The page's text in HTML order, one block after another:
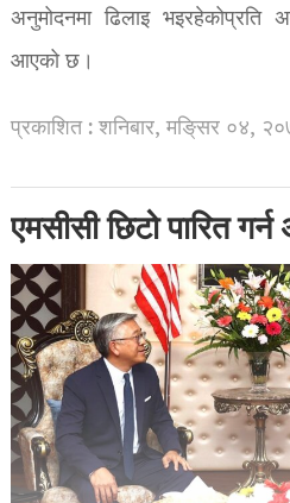
अनुमोदनमा ढिलाइ भइरहेकोप्रति
आएको छ।
प्रकाशित : शनिबार, मङि्सर ०४,
एमसीसी छिटो पारित